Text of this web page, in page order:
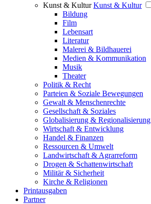
Kunst & Kultur Kunst & Kultur
Bildung
Film
Lebensart
Literatur
Malerei & Bildhauerei
Medien & Kommunikation
Musik
Theater
Politik & Recht
Parteien & Soziale Bewegungen
Gewalt & Menschenrechte
Gesellschaft & Soziales
Globalisierung & Regionalisierung
Wirtschaft & Entwicklung
Handel & Finanzen
Ressourcen & Umwelt
Landwirtschaft & Agrarreform
Drogen & Schattenwirtschaft
Militär & Sicherheit
Kirche & Religionen
Printausgaben
Partner